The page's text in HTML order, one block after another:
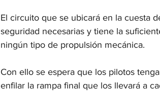
El circuito que se ubicará en la cuesta
seguridad necesarias y tiene la
ningún tipo de propulsión mecánica.
Con ello se espera que los pilotos
enfilar la rampa final que los llevará a